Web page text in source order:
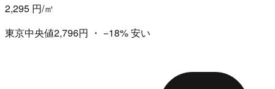
2,295 円/㎡
東京中央値2,796円 ・ −18%安い